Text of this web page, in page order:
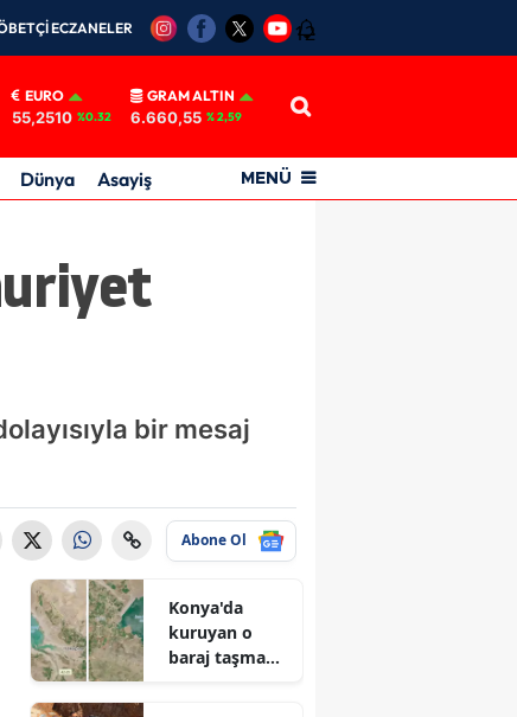
ECZANELER 12
EURO
55,2510 %0.32
GRAM ALTIN
6.660,55 % 2,59
Dünya Asayiş MENÜ
bir mesaj
Abone Ol
Konya'da
kuruyan o
baraj taşma